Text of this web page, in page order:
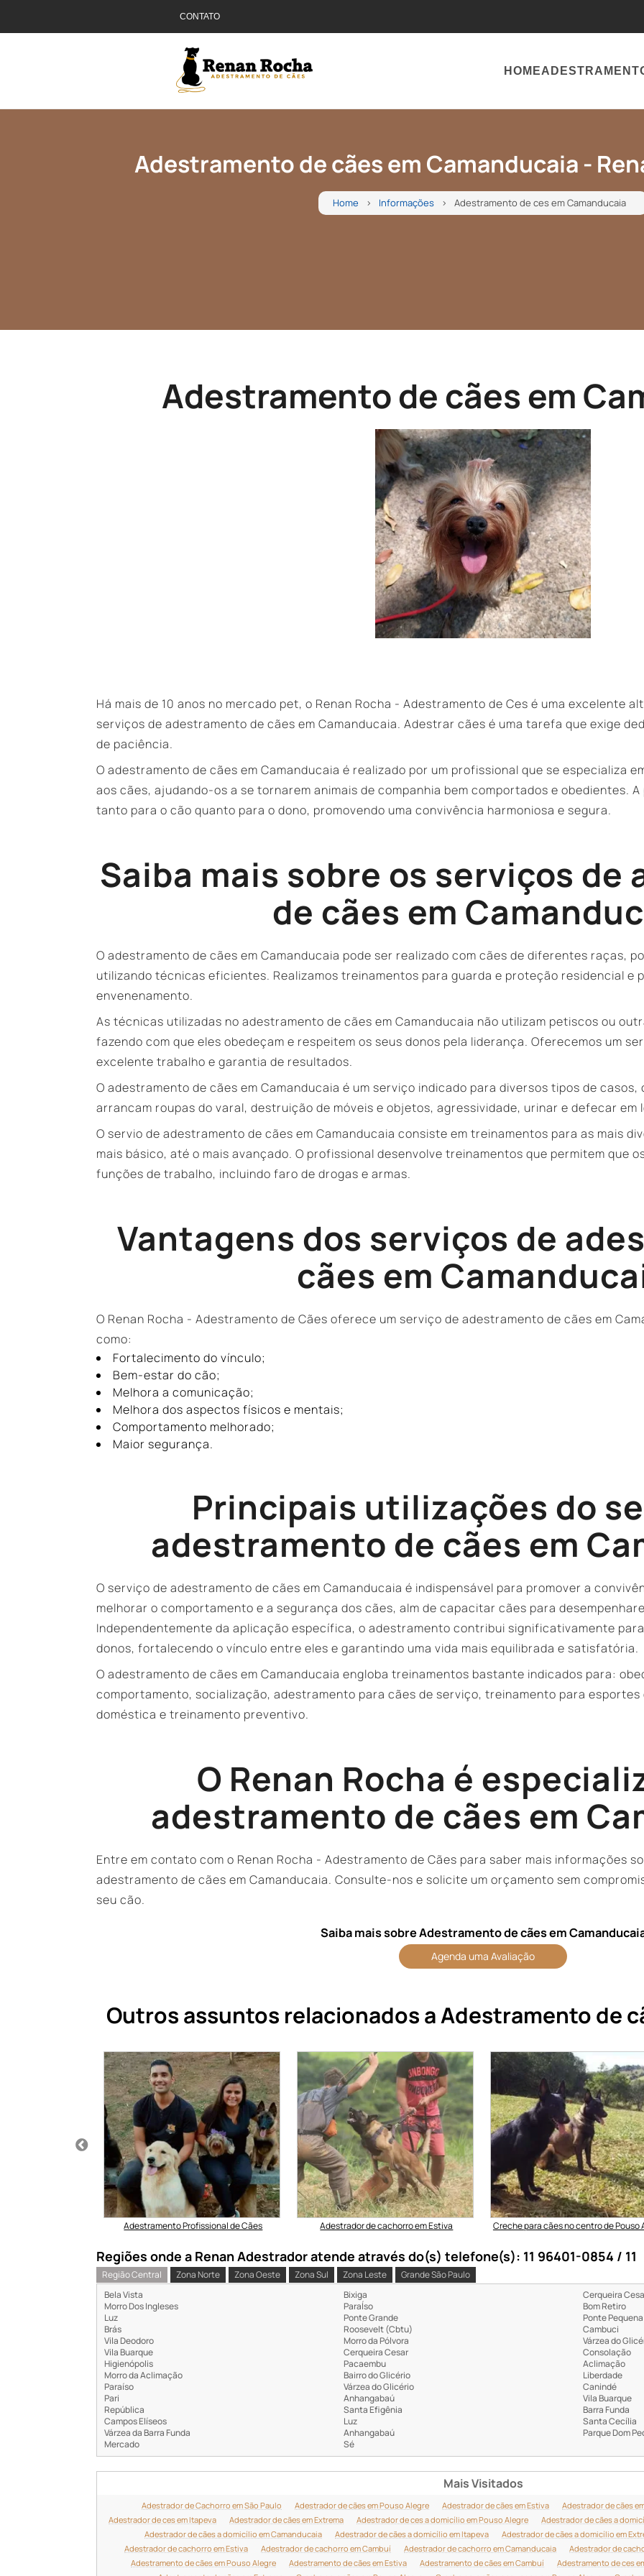
CONTATO
HOME
Adestramento de cães em Camanducaia -
Home Informações Adestramento de ces em Camanducaia
Adestramento de cães em
Há mais de 10 anos no mercado pet, o Renan Rocha - Adestramento de Ces é uma excelente
serviços de adestramento de cães em Camanducaia. Adestrar cães é uma tarefa que exige
de paciência.
O adestramento de cães em Camanducaia é realizado por um profissional que se especializa
aos cães, ajudando-os a se tornarem animais de companhia bem comportados e obedientes.
tanto para o cão quanto para o dono, promovendo uma convivência harmoniosa e segura.
Saiba mais sobre os serviços de
de cães em
O adestramento de cães em Camanducaia pode ser realizado com cães de diferentes raças,
utilizando técnicas eficientes. Realizamos treinamentos para guarda e proteção residencial e
envenenamento.
As técnicas utilizadas no adestramento de cães em Camanducaia não utilizam petiscos ou
fazendo com que eles obedeçam e respeitem os seus donos pela liderança. Oferecemos um
excelente trabalho e garantia de resultados.
O adestramento de cães em Camanducaia é um serviço indicado para diversos tipos de
arrancam roupas do varal, destruição de móveis e objetos, agressividade, urinar e defecar
O servio de adestramento de cães em Camanducaia consiste em treinamentos para as mais
mais básico, até o mais avançado. O profissional desenvolve treinamentos que permitem que
funções de trabalho, incluindo faro de drogas e armas.
Vantagens dos serviços de
cães em
O Renan Rocha - Adestramento de Cães oferece um serviço de adestramento de cães em
como:
Fortalecimento do vínculo;
Bem-estar do cão;
Melhora a comunicação;
Melhora dos aspectos físicos e mentais;
Comportamento melhorado;
Maior segurança.
Principais utilizações do
adestramento de cães em
O serviço de adestramento de cães em Camanducaia é indispensável para promover a
melhorar o comportamento e a segurança dos cães, alm de capacitar cães para
Independentemente da aplicação específica, o adestramento contribui significativamente
donos, fortalecendo o vínculo entre eles e garantindo uma vida mais equilibrada e satisfatória.
O adestramento de cães em Camanducaia engloba treinamentos bastante indicados para:
comportamento, socialização, adestramento para cães de serviço, treinamento para
doméstica e treinamento preventivo.
O Renan Rocha é
adestramento de cães em
Entre em contato com o Renan Rocha - Adestramento de Cães para saber mais informações
adestramento de cães em Camanducaia. Consulte-nos e solicite um orçamento sem
seu cão.
Saiba mais sobre Adestramento de cães em
Agenda uma Avaliação
Outros assuntos relacionados a Adestramento de
Adestramento Profissional de Cães Adestrador de cachorro em Estiva Creche para cães no centro de Pouso
Regiões onde a Renan Adestrador atende através do(s) telefone(s): 11 96401-0854 / 11
Região Central Zona Norte Zona Oeste Zona Sul Zona Leste
Grande São Paulo
Bela Vista
Bixiga
Cerqueira
Morro Dos Ingleses
ParaÍso
Bom Retiro
Luz
Ponte Grande
Ponte Pequena
Brás
Roosevelt (Cbtu)
Cambuci
Vila Deodoro
Morro da Pólvora
Várzea do
Vila Buarque
Cerqueira Cesar
Consolação
Higienópolis
Pacaembu
Aclimação
Morro da Aclimação
Bairro do Glicério
Liberdade
Paraíso
Várzea do Glicério
Canindé
Pari
Anhangabaú
Vila Buarque
República
Santa Efigênia
Barra Funda
Campos Elíseos
Luz
Santa Cecília
Várzea da Barra Funda
Anhangabaú
Parque Dom
Mercado
Sé
Mais Visitados
Adestrador de Cachorro em São Paulo Adestrador de cães em Pouso Alegre Adestrador de cães em Estiva Adestrador de cães
Adestrador de ces em Itapeva
Adestrador de cães em Extrema Adestrador de ces a domicílio em Pouso Alegre Adestrador de cães a
Adestrador de cães a domicílio em Camanducaia
Adestrador de cães a domicílio em Itapeva Adestrador de cães a domicílio em
Adestrador de cachorro em Estiva
Adestrador de cachorro em Cambuí Adestrador de cachorro em Camanducaia Adestrador de
Adestramento de cães em Pouso Alegre
Adestramento de cães em Estiva Adestramento de cães em Cambuí Adestramento de ces